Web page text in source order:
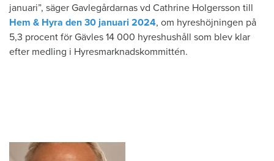
januari”, säger Gavlegårdarnas vd Cathrine Holgersson till
Hem & Hyra den 30 januari 2024, om hyreshöjningen på
5,3 procent för Gävles 14 000 hyreshushåll som blev klar
efter medling i Hyresmarknadskommittén.